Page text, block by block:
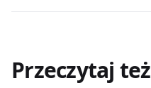
Przeczytaj też